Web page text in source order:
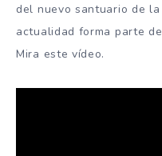
del nuevo santuario de
actualidad forma parte
Mira este vídeo.